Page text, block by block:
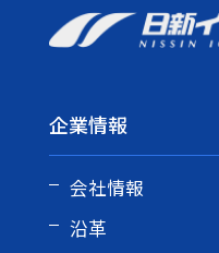
企業情報
会社情報
沿革